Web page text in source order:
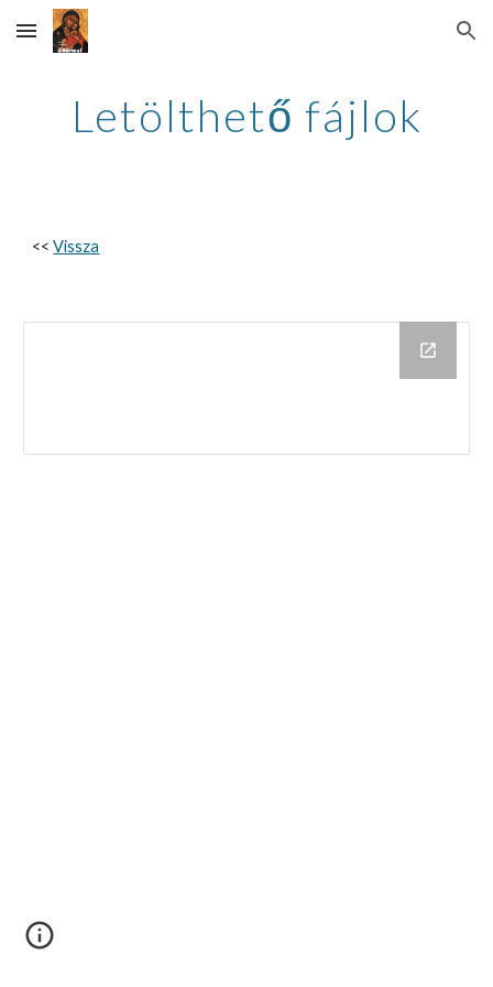
Skip to main content Skip to navigation
Letölthető fájlok
<< Vissza